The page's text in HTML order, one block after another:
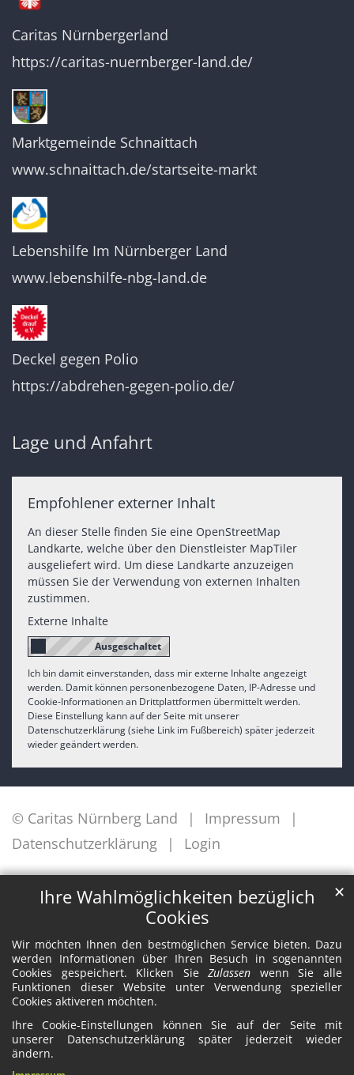
Ihre Wahlmöglichkeiten bezüglich
Cookies
Wir möchten Ihnen den bestmöglichen Service bieten. Dazu
werden Informationen über Ihren Besuch in sogenannten
Cookies gespeichert. Klicken SieZulassen wenn Sie alle
Funktionen dieser Website unter Verwendung spezieller
Cookies aktiveren möchten.
Ihre Cookie-Einstellungen können Sie auf der Seite mit
unserer Datenschutzerklärung später jederzeit wieder
ändern.
✕
Caritas Nürnbergerland
https://caritas-nuernberger-land.de/
Marktgemeinde Schnaittach
www.schnaittach.de/startseite-markt
Lebenshilfe Im Nürnberger Land
www.lebenshilfe-nbg-land.de
Deckel gegen Polio
https://abdrehen-gegen-polio.de/
Lage und Anfahrt
Empfohlener externer Inhalt
An dieser Stelle finden Sie eine OpenStreetMap
Landkarte, welche über den Dienstleister MapTiler
ausgeliefert wird. Um diese Landkarte anzuzeigen
müssen Sie der Verwendung von externen Inhalten
zustimmen.
Externe Inhalte
Ich bin damit einverstanden, dass mir externe Inhalte angezeigt
werden. Damit können personenbezogene Daten, IP-Adresse und
Cookie-Informationen an Drittplattformen übermittelt werden.
Diese Einstellung kann auf der Seite mit unserer
Datenschutzerklärung (siehe Link im Fußbereich) später jederzeit
wieder geändert werden.
© Caritas Nürnberg Land
Impressum
Datenschutzerklärung
Login